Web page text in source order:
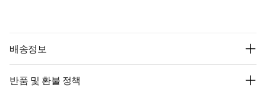
배송정보
반품 및 환불 정책